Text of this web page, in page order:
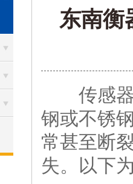
东南衡
传感器
钢或不锈
常甚至断
失。以下